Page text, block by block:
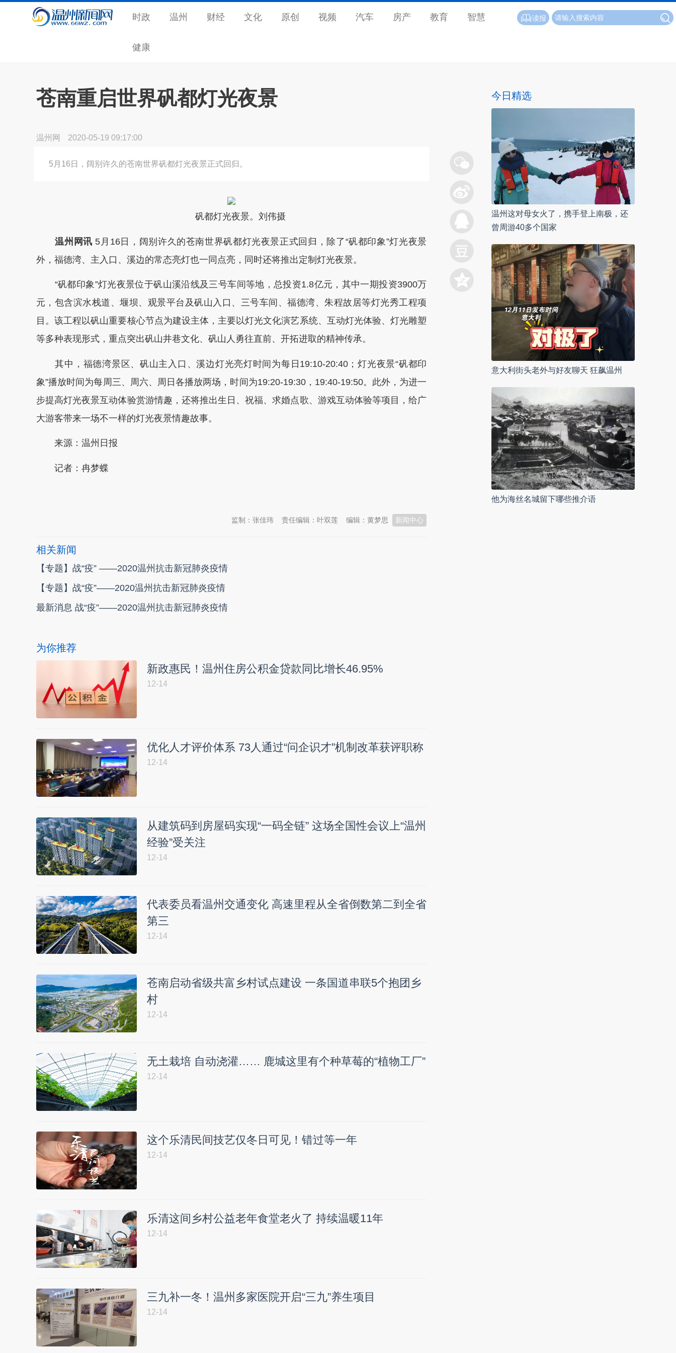
时政 温州 财经 文化 原创 视频 汽车 房产 教育 智慧
健康
读报
苍南重启世界矾都灯光夜景
温州网 2020-05-19 09:17:00
5月16日，阔别许久的苍南世界矾都灯光夜景正式回归。
矾都灯光夜景。刘伟摄
温州网讯 5月16日，阔别许久的苍南世界矾都灯光夜景正式回归，除了“矾都印象”灯光夜景
外，福德湾、主入口、溪边的常态亮灯也一同点亮，同时还将推出定制灯光夜景。
“矾都印象”灯光夜景位于矾山溪沿线及三号车间等地，总投资1.8亿元，其中一期投资3900万
元，包含滨水栈道、堰坝、观景平台及矾山入口、三号车间、福德湾、朱程故居等灯光秀工程项
目。该工程以矾山重要核心节点为建设主体，主要以灯光文化演艺系统、互动灯光体验、灯光雕塑
等多种表现形式，重点突出矾山井巷文化、矾山人勇往直前、开拓进取的精神传承。
其中，福德湾景区、矾山主入口、溪边灯光亮灯时间为每日19:10-20:40；灯光夜景“矾都印
象”播放时间为每周三、周六、周日各播放两场，时间为19:20-19:30，19:40-19:50。此外，为进一
步提高灯光夜景互动体验赏游情趣，还将推出生日、祝福、求婚点歌、游戏互动体验等项目，给广
大游客带来一场不一样的灯光夜景情趣故事。
来源：温州日报
记者：冉梦蝶
新闻中心
编辑：黄梦思
责任编辑：叶双莲
监制：张佳玮
相关新闻
【专题】战“疫” ——2020温州抗击新冠肺炎疫情
【专题】战“疫”——2020温州抗击新冠肺炎疫情
最新消息 战“疫”——2020温州抗击新冠肺炎疫情
为你推荐
新政惠民！温州住房公积金贷款同比增长46.95%
12-14
优化人才评价体系 73人通过“问企识才”机制改革获评职称
12-14
从建筑码到房屋码实现“一码全链” 这场全国性会议上“温州
经验”受关注
12-14
代表委员看温州交通变化 高速里程从全省倒数第二到全省
第三
12-14
苍南启动省级共富乡村试点建设 一条国道串联5个抱团乡
村
12-14
无土栽培 自动浇灌…… 鹿城这里有个种草莓的“植物工厂”
12-14
这个乐清民间技艺仅冬日可见！错过等一年
12-14
乐清这间乡村公益老年食堂老火了 持续温暖11年
12-14
三九补一冬！温州多家医院开启“三九”养生项目
12-14
今日精选
温州这对母女火了，携手登上南极，还
曾周游40多个国家
意大利街头老外与好友聊天 狂飙温州
他为海丝名城留下哪些推介语